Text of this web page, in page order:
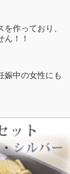
作っており、
！！
娠中の女性にも